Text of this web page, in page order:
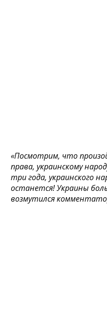
«Посмотрим, что
права, украинскому
три года, украинского
останется! Украины
возмутился